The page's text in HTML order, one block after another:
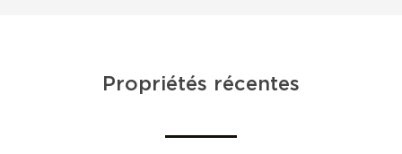
Propriétés récentes